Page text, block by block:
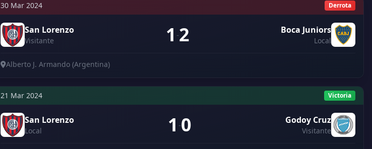
30 Mar 2024 Derrota
San Lorenzo
Visitante 1 -2 Boca Juniors
Local
Alberto J. Armando (Argentina)
21 Mar 2024 Victoria
San Lorenzo
Local 1 -0 Godoy Cruz
Visitante